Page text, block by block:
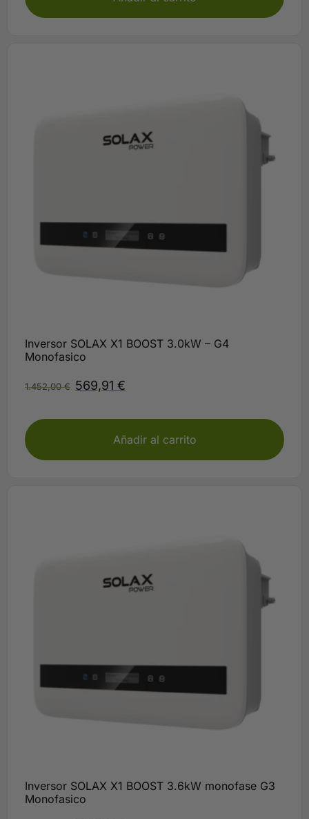
Inversor SOLAX X1 BOOST 3.0kW – G4
Monofasico
1.452,00€ 569,91 €
Añadir al carrito
Inversor SOLAX X1 BOOST 3.6kW monofase G3
Monofasico